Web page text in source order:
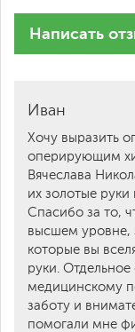
Написать
Иван
Хочу выразить
оперирующим
Вячеслава
их золотые
Спасибо за то,
высшем уровне,
которые вы
руки.
медицинскому
заботу и
помогали мне